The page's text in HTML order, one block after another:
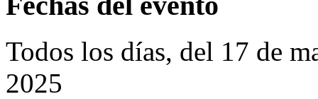
Todos los días, del 17 de
2025